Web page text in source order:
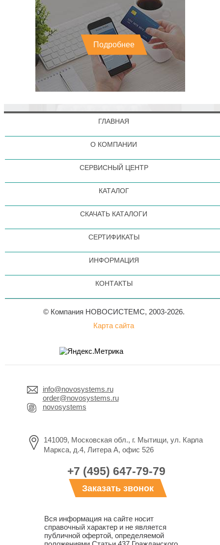
Подробнее
ГЛАВНАЯ
О КОМПАНИИ
СЕРВИСНЫЙ ЦЕНТР
КАТАЛОГ
СКАЧАТЬ КАТАЛОГИ
СЕРТИФИКАТЫ
ИНФОРМАЦИЯ
КОНТАКТЫ
© Компания НОВОСИСТЕМС, 2003-2026.
Карта сайта
info@novosystems.ru
order@novosystems.ru
novosystems
141009, Московская обл., г. Мытищи, ул. Карла
Маркса, д.4, Литера А, офис 526
+7 (495) 647-79-79
Заказать звонок
Вся информация на сайте носит
справочный характер и не является
публичной офертой, определяемой